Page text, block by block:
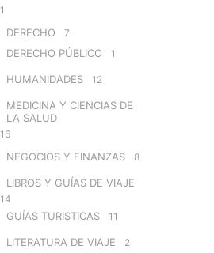
1
DERECHO 7
DERECHO PÚBLICO 1
HUMANIDADES 12
MEDICINA Y CIENCIAS DE
LA SALUD
16
NEGOCIOS Y FINANZAS 8
LIBROS Y GUÍAS DE VIAJE
14
GUÍAS TURISTICAS 11
LITERATURA DE VIAJE 2